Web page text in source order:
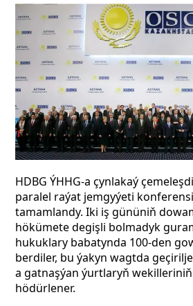
HDBG ÝHHG-a çynlakaý
paralel raýat jemgyýeti
tamamlandy. Iki iş gününiň
hökümete degişli bolmadyk
hukuklary babatynda 100-den
berdiler, bu ýakyn wagtda
a gatnaşýan ýurtlaryň
hödürlener.